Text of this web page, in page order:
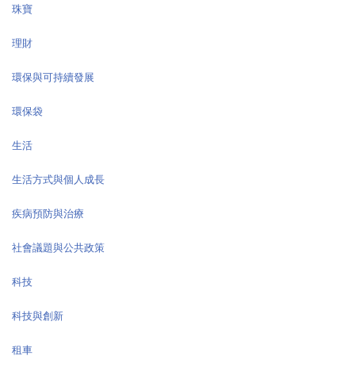
珠寶
理財
環保與可持續發展
環保袋
生活
生活方式與個人成長
疾病預防與治療
社會議題與公共政策
科技
科技與創新
租車